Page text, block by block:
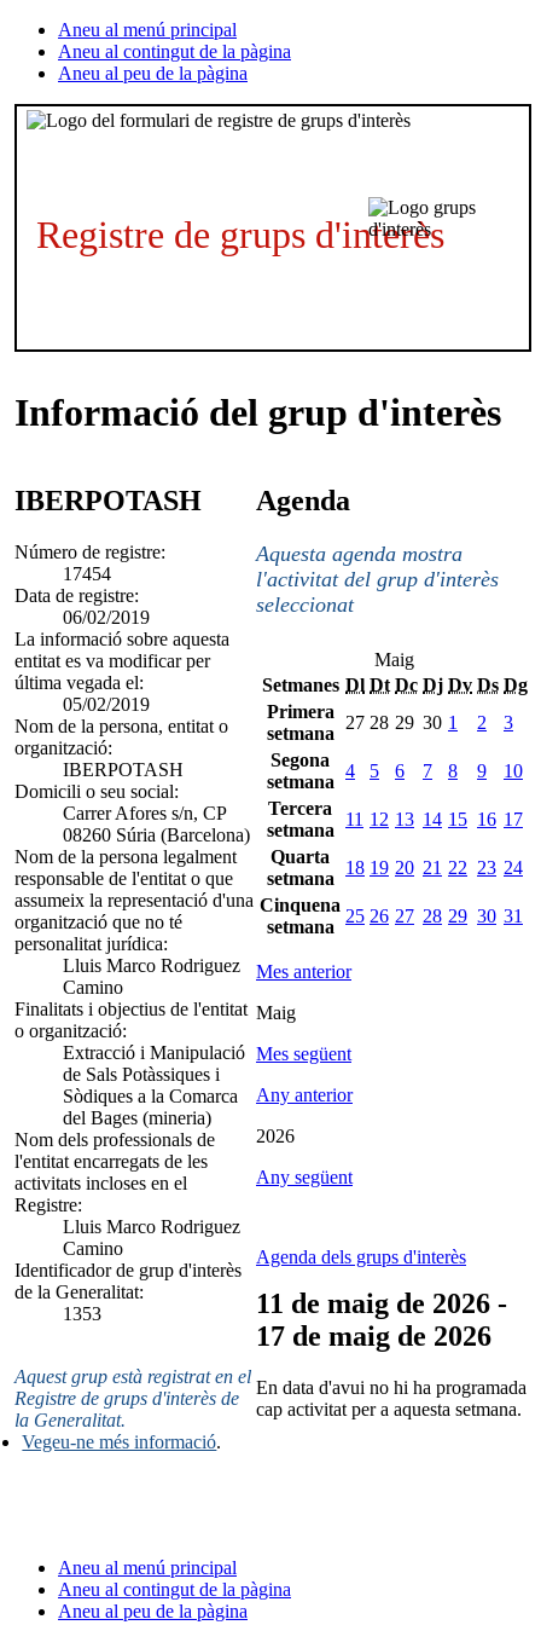
Aneu al menú principal
Aneu al contingut de la pàgina
Aneu al peu de la pàgina
Registre de grups d'interès
Informació del grup d'interès
IBERPOTASH
Número de registre:
17454
Data de registre:
06/02/2019
La informació sobre aquesta
entitat es va modificar per
última vegada el:
05/02/2019
Nom de la persona, entitat o
organització:
IBERPOTASH
Domicili o seu social:
Carrer Afores s/n, CP
08260 Súria (Barcelona)
Nom de la persona legalment
responsable de l'entitat o que
assumeix la representació d'una
organització que no té
personalitat jurídica:
Lluis Marco Rodriguez
Camino
Finalitats i objectius de l'entitat
o organització:
Extracció i Manipulació
de Sals Potàssiques i
Sòdiques a la Comarca
del Bages (mineria)
Nom dels professionals de
l'entitat encarregats de les
activitats incloses en el
Registre:
Lluis Marco Rodriguez
Camino
Identificador de grup d'interès
de la Generalitat:
1353
Aquest grup està registrat en el
Registre de grups d'interès de
la Generalitat.
Vegeu-ne més informació.
Agenda
Aquesta agenda mostra
l'activitat del grup d'interès
seleccionat
Maig
Setmanes Dl Dt Dc Dj Dv Ds Dg
Primera
setmana
27 28 29 30 1 2
3
Segona
setmana
4 5 6 7 8 9
10
Tercera
setmana
11 12 13 14 15 16 17
Quarta
setmana
18 19 20 21 22 23 24
Cinquena
setmana
25 26 27 28 29 30 31
Mes anterior
Maig
Mes següent
Any anterior
2026
Any següent
Agenda dels grups d'interès
11 de maig de 2026 -
17 de maig de 2026
En data d'avui no hi ha programada
cap activitat per a aquesta setmana.
Aneu al menú principal
Aneu al contingut de la pàgina
Aneu al peu de la pàgina